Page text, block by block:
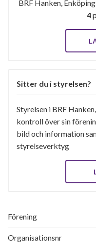
BRF Hanken,
4
Sitter du i styrelsen?
Styrelsen i BRF
kontroll över sin
bild och information
styrelseverktyg
Förening
Organisationsnr